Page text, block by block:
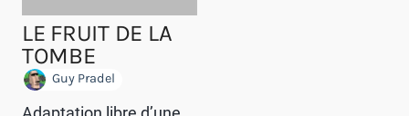
LE FRUIT DE LA
TOMBE
Guy Pradel